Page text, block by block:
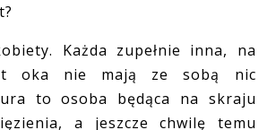
Każda zupełnie inna, na
oka nie mają ze sobą nic
to osoba będąca na skraju
a jeszcze chwilę temu